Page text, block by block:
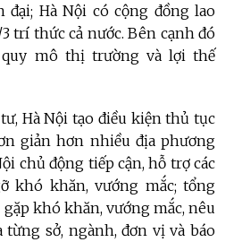
đại; Hà Nội có cộng đồng lao
trí thức cả nước. Bên cạnh đó
mô thị trường và lợi thế
Hà Nội tạo điều kiện thủ tục
giản hơn nhiều địa phương
chủ động tiếp cận, hỗ trợ các
khó khăn, vướng mắc; tổng
gặp khó khăn, vướng mắc, nêu
sở, ngành, đơn vị và báo